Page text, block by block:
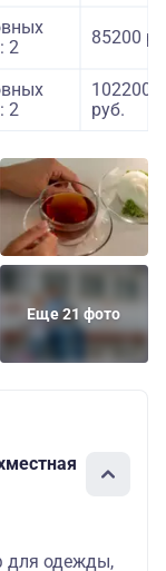
2
85200
2
102200
руб.
Еще 21 фото
для одежды,